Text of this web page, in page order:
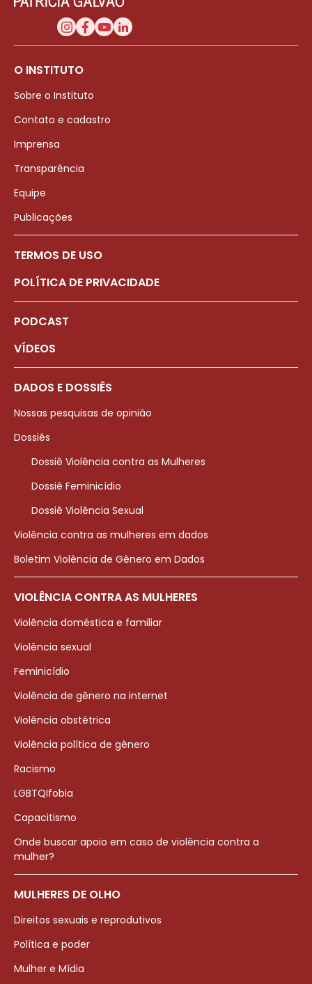
O INSTITUTO
Sobre o Instituto
Contato e cadastro
Imprensa
Transparência
Equipe
Publicações
TERMOS DE USO
POLÍTICA DE PRIVACIDADE
PODCAST
VÍDEOS
DADOS E DOSSIÊS
Nossas pesquisas de opinião
Dossiês
Dossiê Violência contra as Mulheres
Dossiê Feminicídio
Dossiê Violência Sexual
Violência contra as mulheres em dados
Boletim Violência de Gênero em Dados
VIOLÊNCIA CONTRA AS MULHERES
Violência doméstica e familiar
Violência sexual
Feminicídio
Violência de gênero na internet
Violência obstétrica
Violência política de gênero
Racismo
LGBTQIfobia
Capacitismo
Onde buscar apoio em caso de violência contra a
mulher?
MULHERES DE OLHO
Direitos sexuais e reprodutivos
Política e poder
Mulher e Mídia